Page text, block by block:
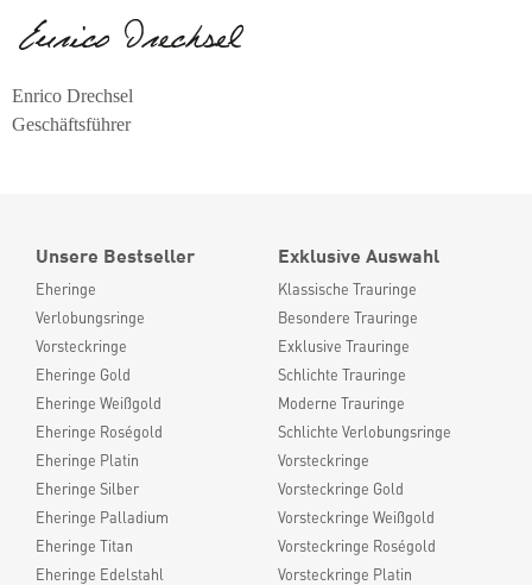
Enrico Drechsel
Geschäftsführer
Unsere Bestseller
Eheringe
Verlobungsringe
Vorsteckringe
Eheringe Gold
Eheringe Weißgold
Eheringe Roségold
Eheringe Platin
Eheringe Silber
Eheringe Palladium
Eheringe Titan
Eheringe Edelstahl
Exklusive Auswahl
Klassische Trauringe
Besondere Trauringe
Exklusive Trauringe
Schlichte Trauringe
Moderne Trauringe
Schlichte Verlobungsringe
Vorsteckringe
Vorsteckringe Gold
Vorsteckringe Weißgold
Vorsteckringe Roségold
Vorsteckringe Platin